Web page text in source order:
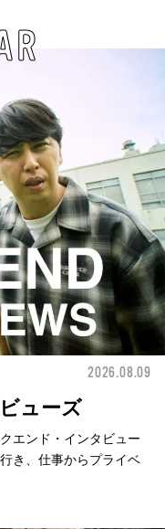
2026.08.09
ューズ
エンド・インタビュー
き、仕事からプライベ